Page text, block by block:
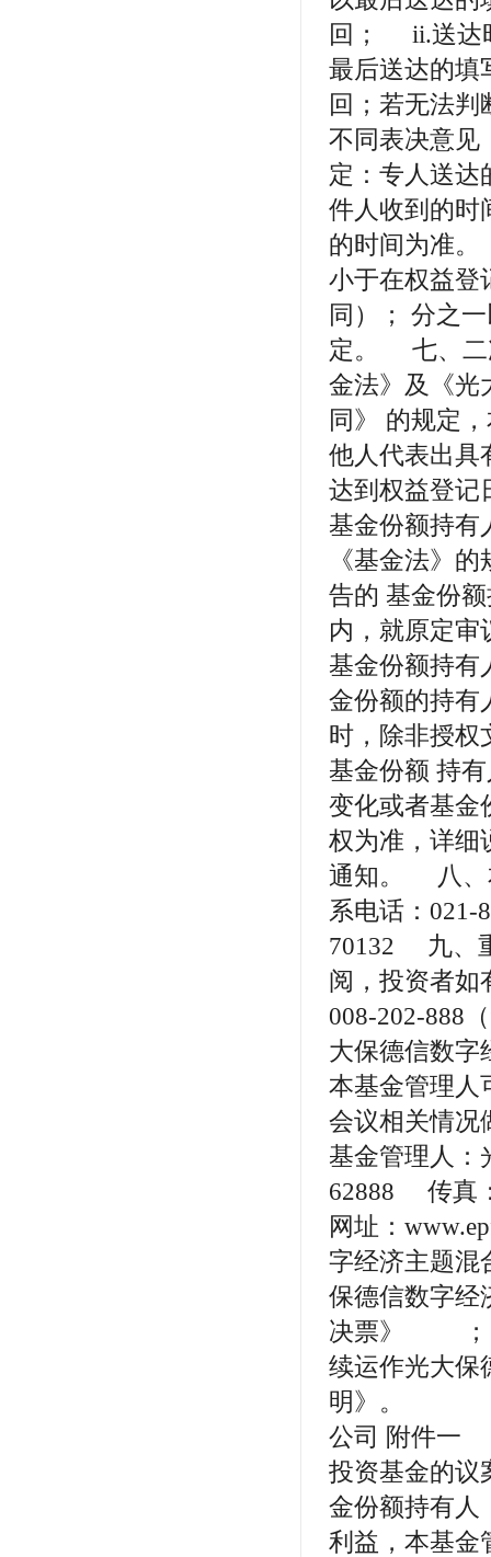
回； ii.送达
最后送达的填
回；若无法判
不同表决意
定：专人送达
件人收到的时
的时间为准
小于在权益登
同）； 分之
定。 七、二
金法》及《光
同》 的规定
他人代表出具
达到权益登记
基金份额持有
《基金法》
告的 基金份
内，就原定审
基金份额持有
金份额的持有
时，除非授权
基金份额 持
变化或者基金
权为准，详细
通知。 八、
系电话：
70132 九、
阅，投资者如
008-202-888
大保德信数字
本基金管理人
会议相关情
基金管理人
62888 传真
网址：
字经济主题
保德信数字经
决票》 ；
续运作光大保
明》。
公司 附件一
投资基金的议
金份额持有
利益，本基金